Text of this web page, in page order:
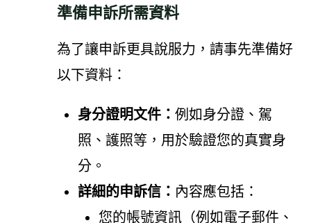
準備申訴所需資料
為了讓申訴更具說服力，請事先準備好
以下資料：
身分證明文件： 例如身分證、駕
照、護照等，用於驗證您的真實身
分。
詳細的申訴信： 內容應包括：
您的帳號資訊（例如電子郵件、